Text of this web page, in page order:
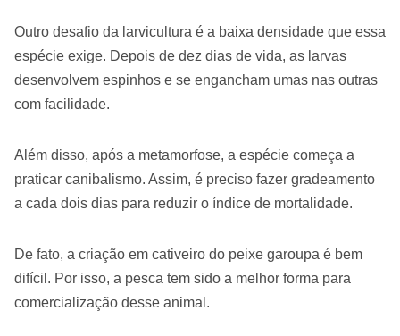
Outro desafio da larvicultura é a baixa densidade que essa
espécie exige. Depois de dez dias de vida, as larvas
desenvolvem espinhos e se engancham umas nas outras
com facilidade.
Além disso, após a metamorfose, a espécie começa a
praticar canibalismo. Assim, é preciso fazer gradeamento
a cada dois dias para reduzir o índice de mortalidade.
De fato, a criação em cativeiro do peixe garoupa é bem
difícil. Por isso, a pesca tem sido a melhor forma para
comercialização desse animal.